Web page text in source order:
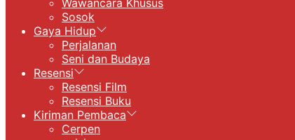
Wawancara Khusus
Sosok
Gaya Hidup
Perjalanan
Seni dan Budaya
Resensi
Resensi Film
Resensi Buku
Kiriman Pembaca
Cerpen